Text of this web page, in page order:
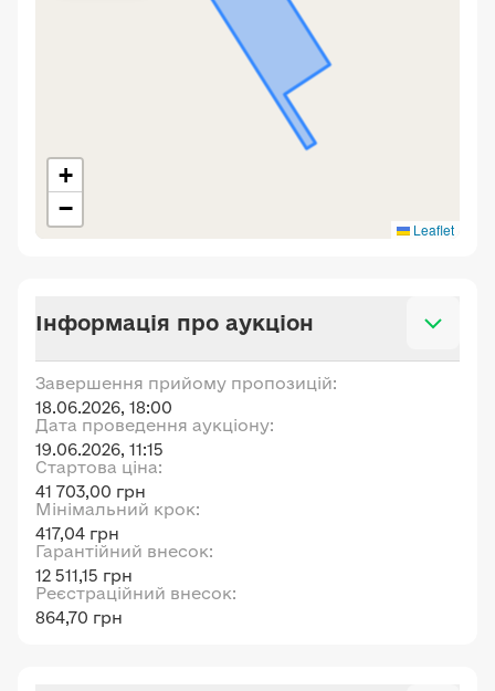
+
−
Leaflet
Інформація про аукціон
Завершення прийому пропозицій:
18.06.2026, 18:00
Дата проведення аукціону:
19.06.2026, 11:15
Стартова ціна:
41 703,00 грн
Мінімальний крок:
417,04 грн
Гарантійний внесок:
12 511,15 грн
Реєстраційний внесок:
864,70 грн